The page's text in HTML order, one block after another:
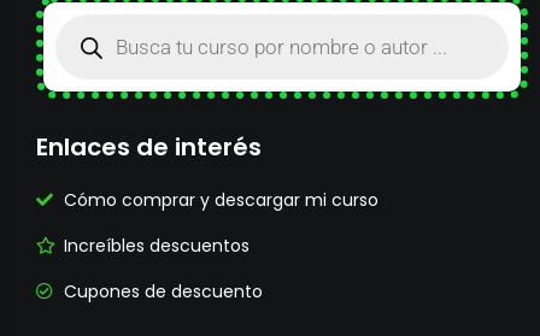
Enlaces de interés
Cómo comprar y descargar mi curso
Increíbles descuentos
Cupones de descuento